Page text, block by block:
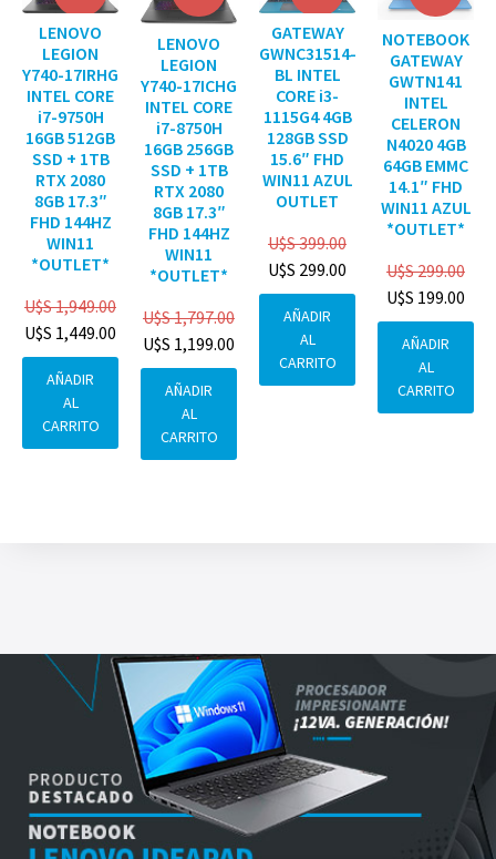
LENOVO
LEGION
Y740-17IRHG
INTEL CORE
i7-9750H
16GB 512GB
SSD + 1TB
RTX 2080
8GB 17.3″
FHD 144HZ
WIN11
*OUTLET*
U$S1,949.00
U$S 1,449.00
AÑADIR
AL
CARRITO
LENOVO
LEGION
Y740-17ICHG
INTEL CORE
i7-8750H
16GB 256GB
SSD + 1TB
RTX 2080
8GB 17.3″
FHD 144HZ
WIN11
*OUTLET*
U$S1,797.00
U$S 1,199.00
AÑADIR
AL
CARRITO
GATEWAY
GWNC31514-
BL INTEL
CORE i3-
1115G4 4GB
128GB SSD
15.6″ FHD
WIN11 AZUL
OUTLET
U$S399.00
U$S 299.00
AÑADIR
AL
CARRITO
NOTEBOOK
GATEWAY
GWTN141
INTEL
CELERON
N4020 4GB
64GB EMMC
14.1″ FHD
WIN11 AZUL
*OUTLET*
U$S299.00
U$S 199.00
AÑADIR
AL
CARRITO